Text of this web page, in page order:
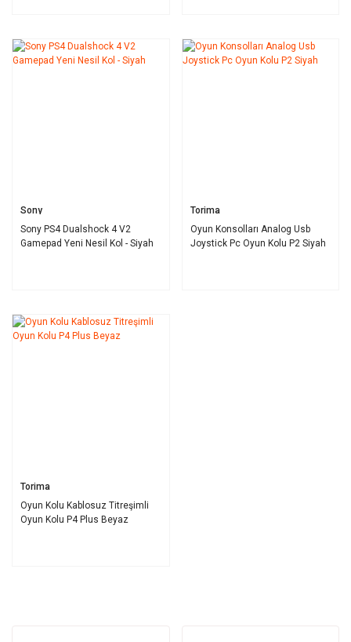
Sony
Sony PS4 Dualshock 4 V2
Gamepad Yeni Nesil Kol - Siyah
Torima
Oyun Konsolları Analog Usb
Joystick Pc Oyun Kolu P2 Siyah
Torima
Oyun Kolu Kablosuz Titreşimli
Oyun Kolu P4 Plus Beyaz